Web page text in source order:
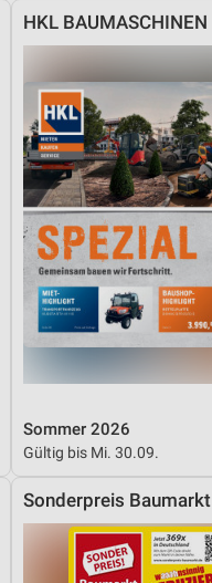
HKL BAUMASCHINEN
Sommer 2026
Gültig bis Mi. 30.09.
Sonderpreis Baumarkt